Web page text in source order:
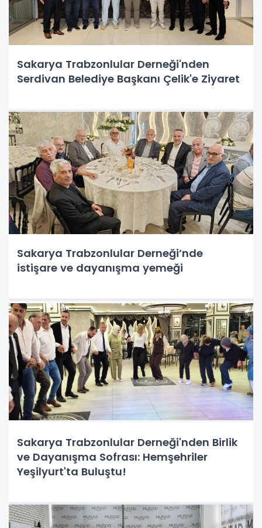
Sakarya Trabzonlular Derneği'nden
Serdivan Belediye Başkanı Çelik'e Ziyaret
Sakarya Trabzonlular Derneği’nde
istişare ve dayanışma yemeği
Sakarya Trabzonlular Derneği'nden Birlik
ve Dayanışma Sofrası: Hemşehriler
Yeşilyurt'ta Buluştu!